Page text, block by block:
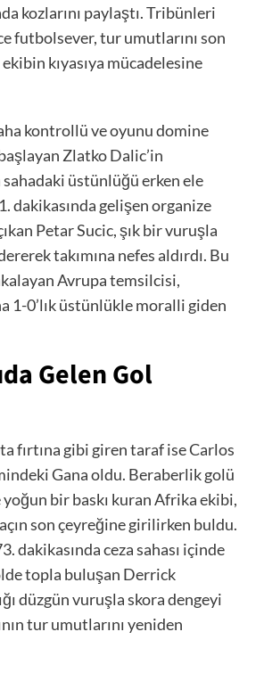
kozlarını paylaştı. Tribünleri
futbolsever, tur umutlarını son
kıyasıya mücadelesine
kontrollü ve oyunu domine
Zlatko Dalic’in
üstünlüğü erken ele
dakikasında gelişen organize
Petar Sucic, şık bir vuruşla
takımına nefes aldırdı. Bu
Avrupa temsilcisi,
1-0’lık üstünlükle moralli giden
Gelen Gol
fırtına gibi giren taraf ise Carlos
Gana oldu. Beraberlik golü
bir baskı kuran Afrika ekibi,
son çeyreğine girilirken buldu.
dakikasında ceza sahası içinde
topla buluşan Derrick
düzgün vuruşla skora dengeyi
tur umutlarını yeniden